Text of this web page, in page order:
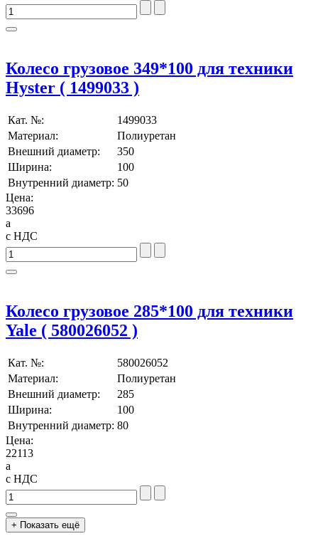
Колесо грузовое 349*100 для техники
Hyster ( 1499033 )
Кат. №:
1499033
Материал:
Полиуретан
Внешний диаметр:
350
Ширина:
100
Внутренний диаметр: 50
Цена:
33696
a
с НДС
Колесо грузовое 285*100 для техники
Yale ( 580026052 )
Кат. №:
580026052
Материал:
Полиуретан
Внешний диаметр:
285
Ширина:
100
Внутренний диаметр: 80
Цена:
22113
a
с НДС
+ Показать ещё